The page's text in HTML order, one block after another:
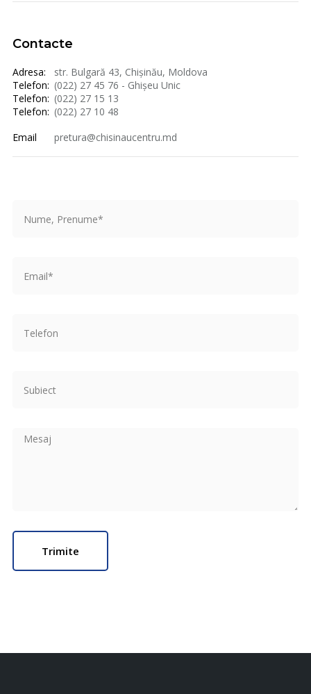
Contacte
Adresa:
str. Bulgară 43, Chișinău, Moldova
Telefon: (022) 27 45 76 - Ghișeu Unic
Telefon: (022) 27 15 13
Telefon: (022) 27 10 48
Email
pretura@chisinaucentru.md